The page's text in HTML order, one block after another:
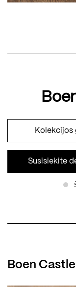
Kolekcijos
Susisiekite
Boen